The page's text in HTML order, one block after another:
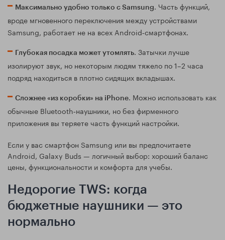
Максимально удобно только с Samsung. Часть функций,
вроде мгновенного переключения между устройствами
Samsung, работает не на всех Android‑смартфонах.
Глубокая посадка может утомлять. Затычки лучше
изолируют звук, но некоторым людям тяжело по 1–2 часа
подряд находиться в плотно сидящих вкладышах.
Сложнее «из коробки» на iPhone. Можно использовать как
обычные Bluetooth‑наушники, но без фирменного
приложения вы теряете часть функций настройки.
Если у вас смартфон Samsung или вы предпочитаете
Android, Galaxy Buds — логичный выбор: хороший баланс
цены, функциональности и комфорта для учебы.
Недорогие TWS: когда
бюджетные наушники — это
нормально